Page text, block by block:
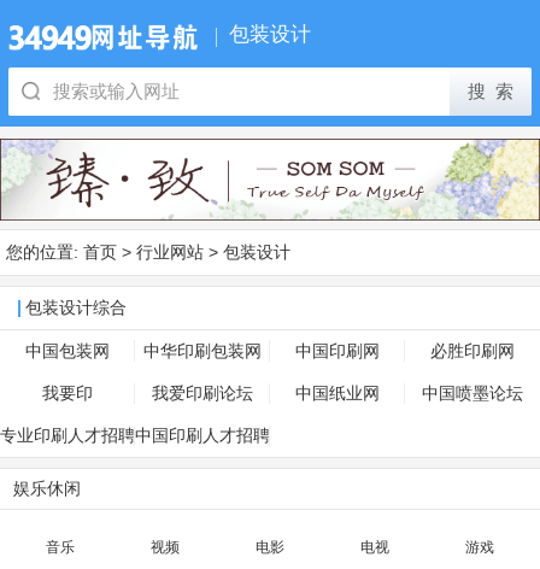
包装设计
您的位置: 首页 > 行业网站 > 包装设计
包装设计综合
中国包装网 中华印刷包装网 中国印刷网 必胜印刷网
我要印 我爱印刷论坛 中国纸业网 中国喷墨论坛
专业印刷人才招聘
网
中国印刷人才招聘
娱乐休闲
音乐 视频 电影 电视 游戏